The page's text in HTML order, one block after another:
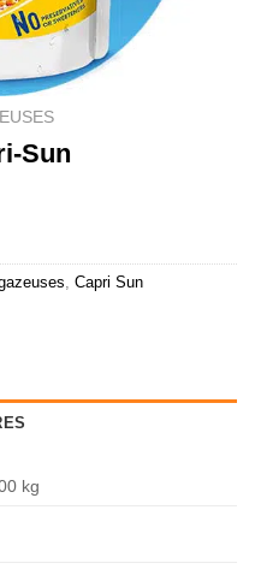
Sun
Capri Sun
kg